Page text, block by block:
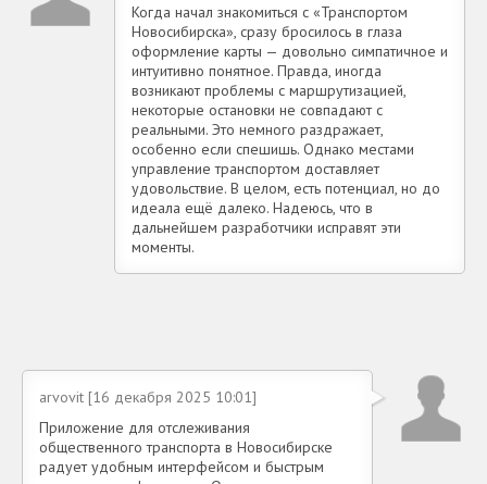
Когда начал знакомиться с «Транспортом
Новосибирска», сразу бросилось в глаза
оформление карты — довольно симпатичное и
интуитивно понятное. Правда, иногда
возникают проблемы с маршрутизацией,
некоторые остановки не совпадают с
реальными. Это немного раздражает,
особенно если спешишь. Однако местами
управление транспортом доставляет
удовольствие. В целом, есть потенциал, но до
идеала ещё далеко. Надеюсь, что в
дальнейшем разработчики исправят эти
моменты.
arvovit [16 декабря 2025 10:01]
Приложение для отслеживания
общественного транспорта в Новосибирске
радует удобным интерфейсом и быстрым